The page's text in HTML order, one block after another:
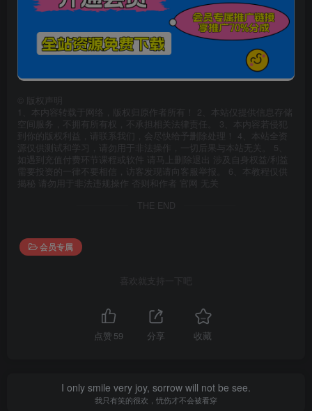
版权声明
1、本内容转载于网络，版权归原作者所有！ 2、本站仅提供信息存储
空间服务，不拥有所有权，不承担相关法律责任。 3、本内容若侵犯
到你的版权利益，请联系我们，会尽快给予删除处理！ 4、本站全资
源仅供测试和学习，请勿用于非法操作，一切后果与本站无关。 5、
如遇到充值付费环节课程或软件 请马上删除退出 涉及自身权益/利益
需要投资的一律不要相信，访客发现请向客服举报。 6、本教程仅供
揭秘 请勿用于非法违规操作 否则和作者 官网 无关
THE END
会员专属
喜欢就支持一下吧
点赞 59 分享 收藏
I only smile very joy, sorrow will not be see.
我只有笑的很欢，忧伤才不会被看穿